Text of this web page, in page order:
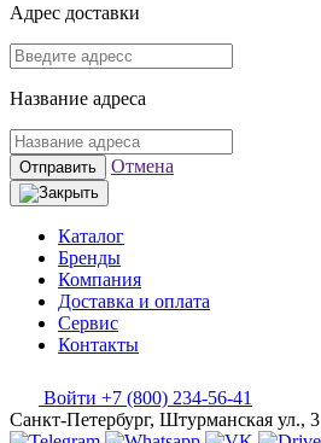
Адрес доставки
Название адреса
Отправить Отмена
Каталог
Бренды
Компания
Доставка и оплата
Сервис
Контакты
Войти +7 (800) 234-56-41
Санкт-Петербург, Штурманская ул., 3